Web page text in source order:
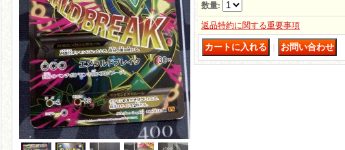
数量:
返品特約に関する重要事項